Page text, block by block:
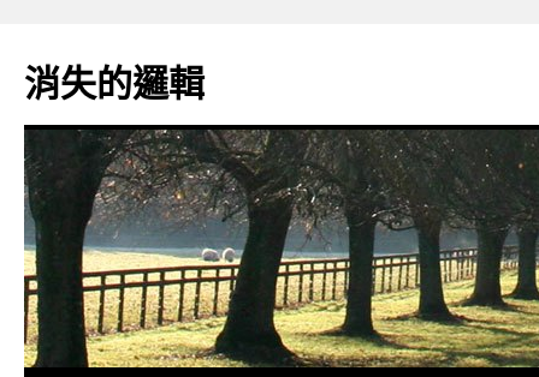
主
要
消失的邏輯